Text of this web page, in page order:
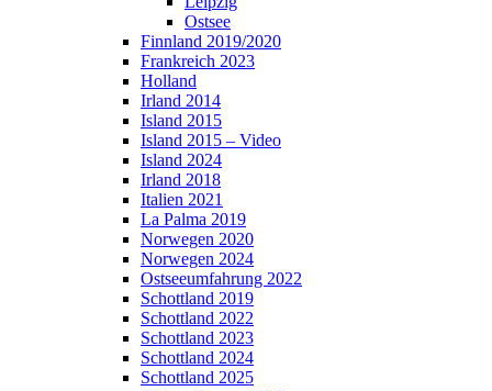
Ostsee
Finnland 2019/2020
Frankreich 2023
Holland
Irland 2014
Island 2015
Island 2015 – Video
Island 2024
Irland 2018
Italien 2021
La Palma 2019
Norwegen 2020
Norwegen 2024
Ostseeumfahrung 2022
Schottland 2019
Schottland 2022
Schottland 2023
Schottland 2024
Schottland 2025